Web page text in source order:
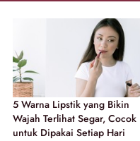
5 Warna Lipstik yang Bikin
Wajah Terlihat Segar, Cocok
untuk Dipakai Setiap Hari